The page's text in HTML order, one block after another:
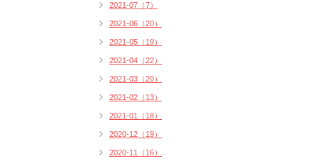
2021-07（7）
2021-06（20）
2021-05（19）
2021-04（22）
2021-03（20）
2021-02（13）
2021-01（18）
2020-12（19）
2020-11（16）